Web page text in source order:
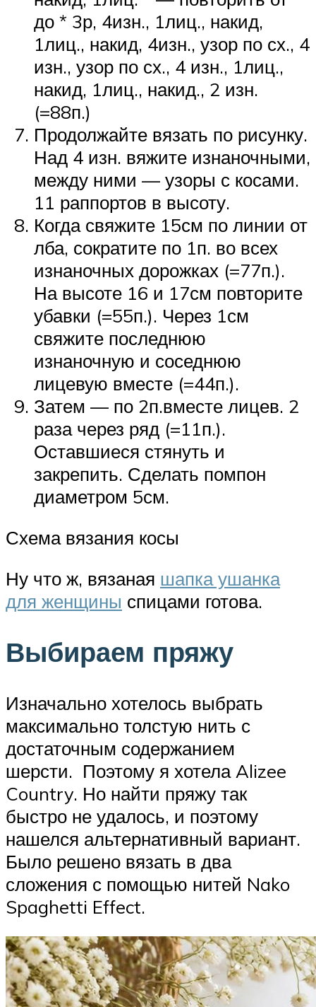
до * 3р, 4изн., 1лиц., накид,
1лиц., накид, 4изн., узор по сх., 4
изн., узор по сх., 4 изн., 1лиц.,
накид, 1лиц., накид., 2 изн.
(=88п.)
Продолжайте вязать по рисунку.
Над 4 изн. вяжите изнаночными,
между ними — узоры с косами.
11 раппортов в высоту.
Когда свяжите 15см по линии от
лба, сократите по 1п. во всех
изнаночных дорожках (=77п.).
На высоте 16 и 17см повторите
убавки (=55п.). Через 1см
свяжите последнюю
изнаночную и соседнюю
лицевую вместе (=44п.).
Затем — по 2п.вместе лицев. 2
раза через ряд (=11п.).
Оставшиеся стянуть и
закрепить. Сделать помпон
диаметром 5см.
Схема вязания косы
Ну что ж, вязаная шапка ушанка
для женщины спицами готова.
Выбираем пряжу
Изначально хотелось выбрать
максимально толстую нить с
достаточным содержанием
шерсти. Поэтому я хотела Alizee
Country. Но найти пряжу так
быстро не удалось, и поэтому
нашелся альтернативный вариант.
Было решено вязать в два
сложения с помощью нитей Nako
Spaghetti Effect.